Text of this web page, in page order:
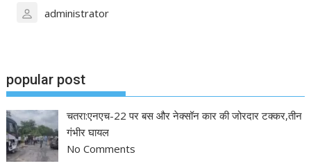
administrator
popular post
चतरा:एनएच-22 पर बस और नेक्सॉन कार की जोरदार टक्कर,तीन
गंभीर घायल
No Comments